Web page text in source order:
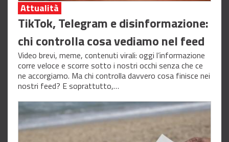
Attualità
TikTok, Telegram e disinformazione:
chi controlla cosa vediamo nel feed
Video brevi, meme, contenuti virali: oggi l’informazione
corre veloce e scorre sotto i nostri occhi senza che ce
ne accorgiamo. Ma chi controlla davvero cosa finisce nei
nostri feed? E soprattutto,…